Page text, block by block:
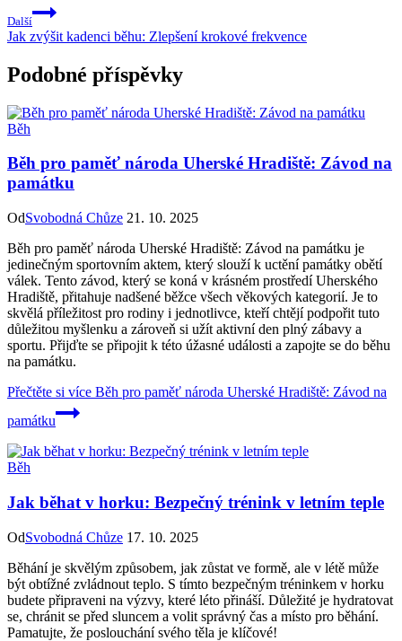
Další
Jak zvýšit kadenci běhu: Zlepšení krokové frekvence
Podobné příspěvky
Běh
Běh pro paměť národa Uherské Hradiště: Závod na
památku
OdSvobodná Chůze 21. 10. 2025
Běh pro paměť národa Uherské Hradiště: Závod na památku je
jedinečným sportovním aktem, který slouží k uctění památky obětí
válek. Tento závod, který se koná v krásném prostředí Uherského
Hradiště, přitahuje nadšené běžce všech věkových kategorií. Je to
skvělá příležitost pro rodiny i jednotlivce, kteří chtějí podpořit tuto
důležitou myšlenku a zároveň si užít aktivní den plný zábavy a
sportu. Přijďte se připojit k této úžasné události a zapojte se do běhu
na památku.
Přečtěte si více Běh pro paměť národa Uherské Hradiště: Závod na
památku
Běh
Jak běhat v horku: Bezpečný trénink v letním teple
OdSvobodná Chůze 17. 10. 2025
Běhání je skvělým způsobem, jak zůstat ve formě, ale v létě může
být obtížné zvládnout teplo. S tímto bezpečným tréninkem v horku
budete připraveni na výzvy, které léto přináší. Důležité je hydratovat
se, chránit se před sluncem a volit správný čas a místo pro běhání.
Pamatujte, že poslouchání svého těla je klíčové!